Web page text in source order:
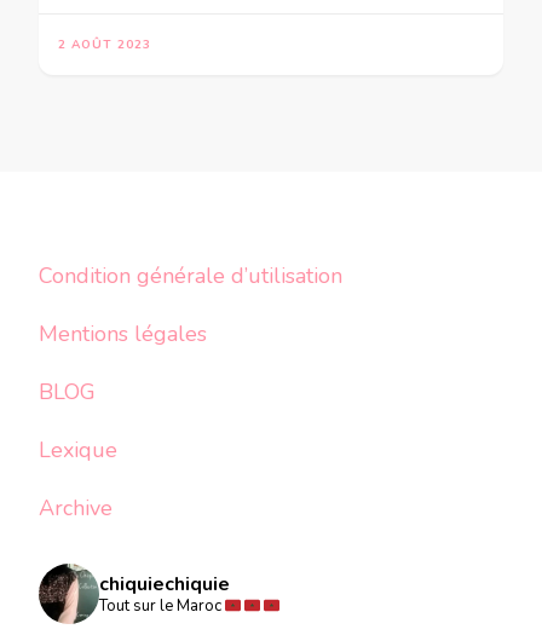
2 AOÛT 2023
Condition générale d’utilisation
Mentions légales
BLOG
Lexique
Archive
chiquiechiquie
Tout sur le Maroc